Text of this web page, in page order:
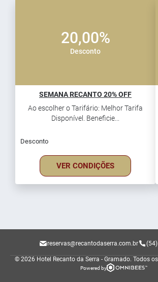
20,00%
Desconto
SEMANA RECANTO 20% OFF
Ao escolher o Tarifário: Melhor Tarifa
Disponível. Beneficie...
Desconto
VER CONDIÇÕES
reservas@recantodaserra.com.br
© 2026 Hotel Recanto da Serra - Gramado. Todos
Powered by